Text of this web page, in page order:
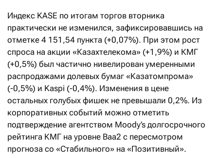
Индекс KASE по итогам торгов вторника
практически не изменился, зафиксировавшись на
отметке 4 151,54 пункта (+0,07%). При этом рост
спроса на акции «Казахтелекома» (+1,9%) и КМГ
(+0,5%) был частично нивелирован умеренными
распродажами долевых бумаг «Казатомпрома»
(-0,5%) и Kaspi (-0,4%). Изменения в цене
остальных голубых фишек не превышали 0,2%. Из
корпоративных событий можно отметить
подтверждение агентством Moody’s долгосрочного
рейтинга КМГ на уровне Ваа2 с пересмотром
прогноза со «Стабильного» на «Позитивный».